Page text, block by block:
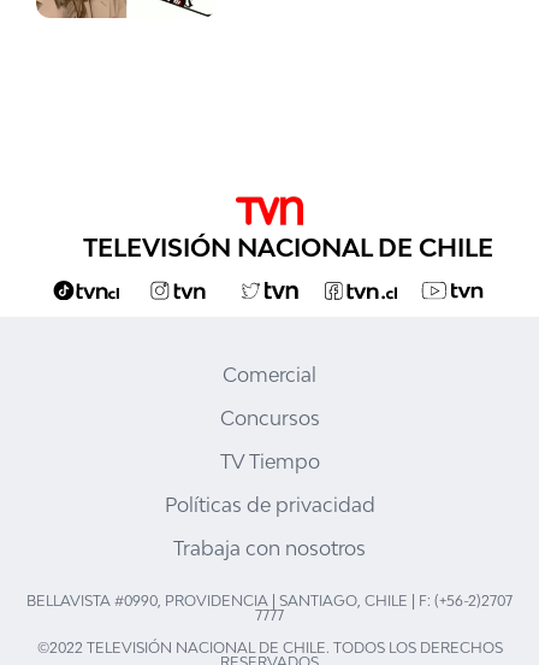
TELEVISIÓN NACIONAL DE CHILE
Comercial
Concursos
TV Tiempo
Políticas de privacidad
Trabaja con nosotros
BELLAVISTA #0990, PROVIDENCIA | SANTIAGO, CHILE | F: (+56-2)2707
7777
©2022 TELEVISIÓN NACIONAL DE CHILE. TODOS LOS DERECHOS